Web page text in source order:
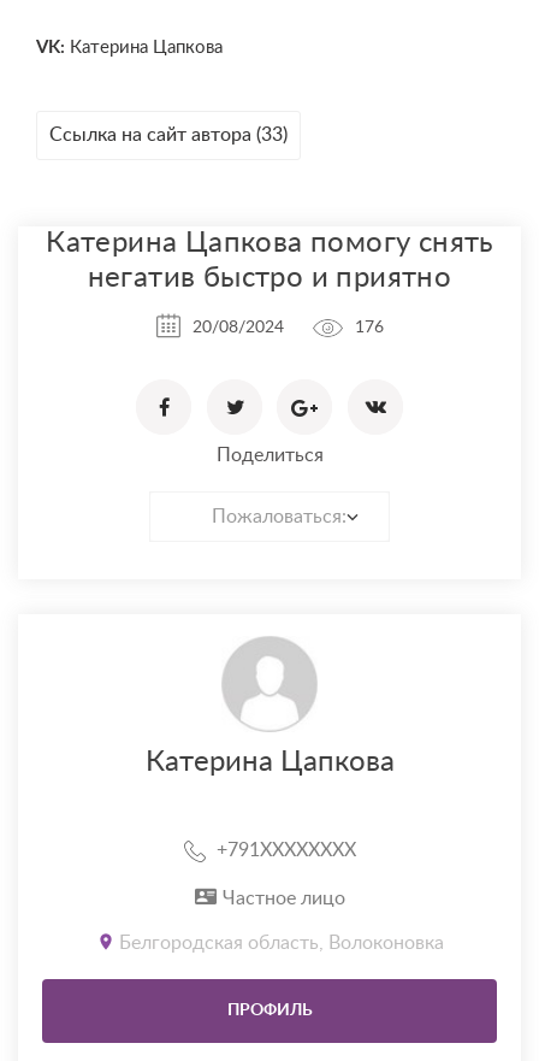
VK: Катерина Цапкова
Ссылка на сайт автора (33)
Катерина Цапкова помогу снять
негатив быстро и приятно
20/08/2024 176
Поделиться
Пожаловаться:
Катерина Цапкова
+791XXXXXXXX
Частное лицо
Белгородская область, Волоконовка
ПРОФИЛЬ